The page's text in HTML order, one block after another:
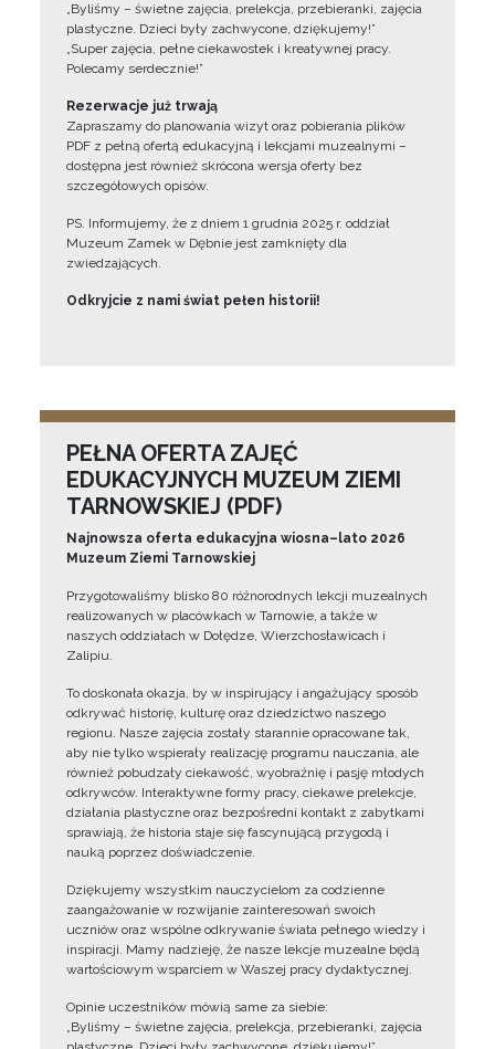
„Byliśmy – świetne zajęcia, prelekcja, przebieranki, zajęcia
plastyczne. Dzieci były zachwycone, dziękujemy!”
„Super zajęcia, pełne ciekawostek i kreatywnej pracy.
Polecamy serdecznie!”
Rezerwacje już trwają
Zapraszamy do planowania wizyt oraz pobierania plików
PDF z pełną ofertą edukacyjną i lekcjami muzealnymi –
dostępna jest również skrócona wersja oferty bez
szczegółowych opisów.
PS. Informujemy, że z dniem 1 grudnia 2025 r. oddział
Muzeum Zamek w Dębnie jest zamknięty dla
zwiedzających.
Odkryjcie z nami świat pełen historii!
PEŁNA OFERTA ZAJĘĆ
EDUKACYJNYCH MUZEUM ZIEMI
TARNOWSKIEJ (PDF)
Najnowsza oferta edukacyjna wiosna–lato 2026
Muzeum Ziemi Tarnowskiej
Przygotowaliśmy blisko 80 różnorodnych lekcji muzealnych
realizowanych w placówkach w Tarnowie, a także w
naszych oddziałach w Dołędze, Wierzchosławicach i
Zalipiu.
To doskonała okazja, by w inspirujący i angażujący sposób
odkrywać historię, kulturę oraz dziedzictwo naszego
regionu. Nasze zajęcia zostały starannie opracowane tak,
aby nie tylko wspierały realizację programu nauczania, ale
również pobudzały ciekawość, wyobraźnię i pasję młodych
odkrywców. Interaktywne formy pracy, ciekawe prelekcje,
działania plastyczne oraz bezpośredni kontakt z zabytkami
sprawiają, że historia staje się fascynującą przygodą i
nauką poprzez doświadczenie.
Dziękujemy wszystkim nauczycielom za codzienne
zaangażowanie w rozwijanie zainteresowań swoich
uczniów oraz wspólne odkrywanie świata pełnego wiedzy i
inspiracji. Mamy nadzieję, że nasze lekcje muzealne będą
wartościowym wsparciem w Waszej pracy dydaktycznej.
Opinie uczestników mówią same za siebie:
„Byliśmy – świetne zajęcia, prelekcja, przebieranki, zajęcia